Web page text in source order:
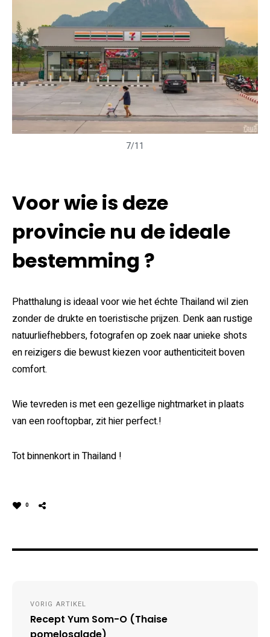
7/11
Voor wie is deze
provincie nu de ideale
bestemming ?
Phatthalung is ideaal voor wie het échte Thailand wil zien
zonder de drukte en toeristische prijzen. Denk aan rustige
natuurliefhebbers, fotografen op zoek naar unieke shots
en reizigers die bewust kiezen voor authenticiteit boven
comfort.
Wie tevreden is met een gezellige nightmarket in plaats
van een rooftopbar, zit hier perfect.​​​​​​​​​​​​​​​!
Tot binnenkort in Thailand !
0
navigation
VORIG ARTIKEL
Recept Yum Som-O (Thaise
pomelosalade)